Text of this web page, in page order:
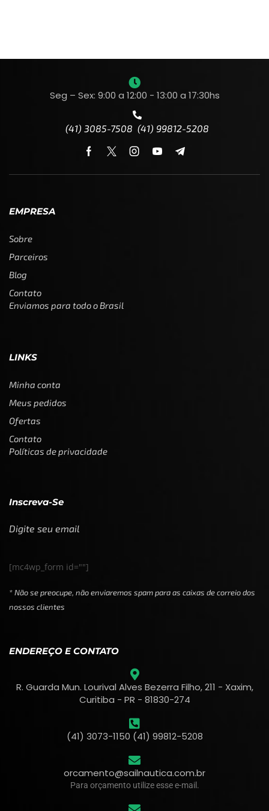
Seg – Sex: 9:00 a 12:00 - 13:00 a 17:30hs
(41) 3085-7508 (41) 99812-5208
EMPRESA
Sobre
Parceiros
Blog
Contato
Enviamos para todo o Brasil
LINKS
Minha conta
Meus pedidos
Ofertas
Contato
Políticas de privacidade
Inscreva-Se
Digite seu email
[mc4wp_form id=""]
* Não se preocupe, não enviaremos spam para as caixas de correio dos
nossos clientes
ENDEREÇO E CONTATO
R. Guarda Mun. Lourival Alves Bezerra Filho, 211 - Xaxim,
Curitiba - PR - 81830-274
(41) 3073-1150 (41) 99812-5208
orcamento@sailnautica.com.br
Para orçamento utilize esse e-mail.